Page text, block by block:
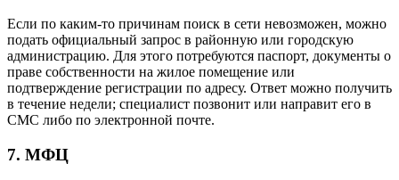
Если по каким-то причинам поиск в сети невозможен, можно
подать официальный запрос в районную или городскую
администрацию. Для этого потребуются паспорт, документы о
праве собственности на жилое помещение или
подтверждение регистрации по адресу. Ответ можно получить
в течение недели; специалист позвонит или направит его в
СМС либо по электронной почте.
7. МФЦ